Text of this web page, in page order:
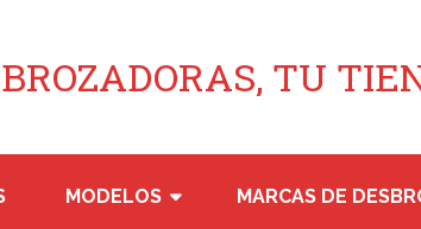
TU
MODELOS MARCAS DE